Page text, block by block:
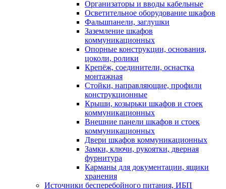
Организаторы и вводы кабельные
Осветительное оборудование шкафов
Фальшпанели, заглушки
Заземление шкафов
коммуникационных
Опорные конструкции, основания,
цоколи, ролики
Крепёж, соединители, оснастка
монтажная
Стойки, направляющие, профили
конструкционные
Крыши, козырьки шкафов и стоек
коммуникационных
Внешние панели шкафов и стоек
коммуникационных
Двери шкафов коммуникационных
Замки, ключи, рукоятки, дверная
фурнитура
Карманы для документации, ящики
хранения
Источники бесперебойного питания, ИБП